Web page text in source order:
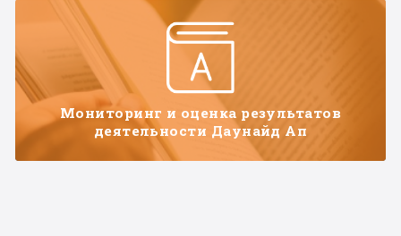
Мониторинг и оценка результатов
деятельности Даунайд Ап